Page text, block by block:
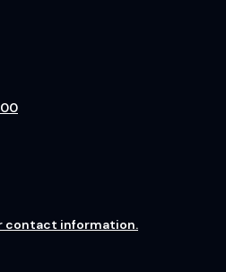
contact information.